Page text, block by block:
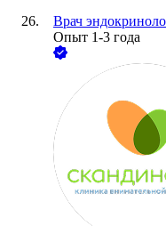
Врач
Опыт 1-3 года